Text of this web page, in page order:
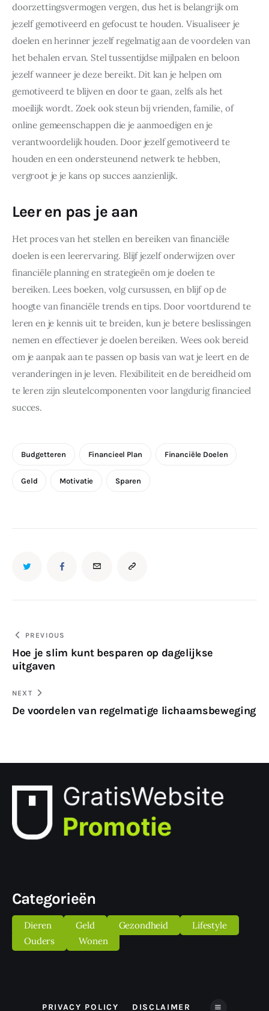
doorzettingsvermogen vergen, dus het is belangrijk om
jezelf gemotiveerd en gefocust te houden. Visualiseer je
doelen en herinner jezelf regelmatig aan de voordelen van
het behalen ervan. Stel tussentijdse mijlpalen en beloon
jezelf wanneer je deze bereikt. Dit kan je helpen om
gemotiveerd te blijven en door te gaan, zelfs als het
moeilijk wordt. Zoek ook steun bij vrienden, familie, of
online gemeenschappen die je aanmoedigen en je
verantwoordelijk houden. Door jezelf gemotiveerd te
houden en een ondersteunend netwerk te hebben,
vergroot je je kans op succes aanzienlijk.
Leer en pas je aan
Het proces van het stellen en bereiken van financiële
doelen is een leerervaring. Blijf jezelf onderwijzen over
financiële planning en strategieën om je doelen te
bereiken. Lees boeken, volg cursussen, en blijf op de
hoogte van financiële trends en tips. Door voortdurend te
leren en je kennis uit te breiden, kun je betere beslissingen
nemen en effectiever je doelen bereiken. Wees ook bereid
om je aanpak aan te passen op basis van wat je leert en de
veranderingen in je leven. Flexibiliteit en de bereidheid om
te leren zijn sleutelcomponenten voor langdurig financieel
succes.
Budgetteren Financieel Plan Financiële Doelen
Geld Motivatie Sparen
Bericht
navigatie
PREVIOUS
Hoe je slim kunt besparen op dagelijkse
uitgaven
NEXT
De voordelen van regelmatige lichaamsbeweging
Categorieën
Dieren Geld Gezondheid
Lifestyle
Ouders
Wonen
PRIVACY POLICY DISCLAIMER